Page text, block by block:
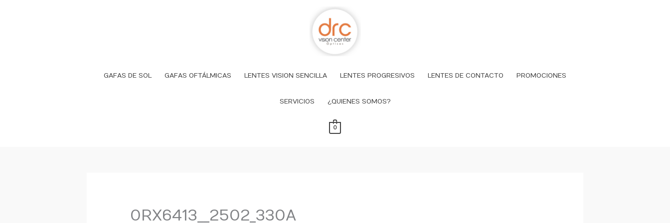
GAFAS DE SOL GAFAS OFTÁLMICAS LENTES VISION SENCILLA LENTES PROGRESIVOS LENTES DE CONTACTO PROMOCIONES
SERVICIOS ¿QUIENES SOMOS?
0
0RX6413__2502_330A